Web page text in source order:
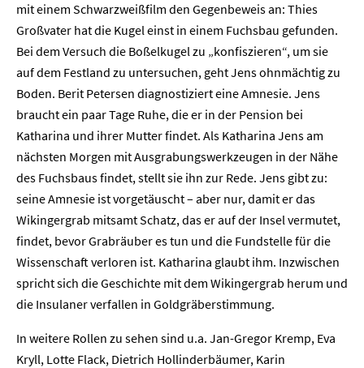
mit einem Schwarzweißfilm den Gegenbeweis an: Thies
Großvater hat die Kugel einst in einem Fuchsbau gefunden.
Bei dem Versuch die Boßelkugel zu „konfiszieren“, um sie
auf dem Festland zu untersuchen, geht Jens ohnmächtig zu
Boden. Berit Petersen diagnostiziert eine Amnesie. Jens
braucht ein paar Tage Ruhe, die er in der Pension bei
Katharina und ihrer Mutter findet. Als Katharina Jens am
nächsten Morgen mit Ausgrabungswerkzeugen in der Nähe
des Fuchsbaus findet, stellt sie ihn zur Rede. Jens gibt zu:
seine Amnesie ist vorgetäuscht – aber nur, damit er das
Wikingergrab mitsamt Schatz, das er auf der Insel vermutet,
findet, bevor Grabräuber es tun und die Fundstelle für die
Wissenschaft verloren ist. Katharina glaubt ihm. Inzwischen
spricht sich die Geschichte mit dem Wikingergrab herum und
die Insulaner verfallen in Goldgräberstimmung.
In weitere Rollen zu sehen sind u.a. Jan-Gregor Kremp, Eva
Kryll, Lotte Flack, Dietrich Hollinderbäumer, Karin
Home
Unternehmen